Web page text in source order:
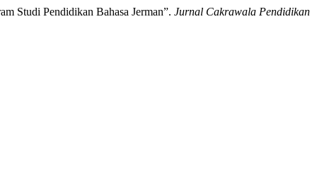
Studi Pendidikan Bahasa Jerman”. Jurnal Cakrawala Pendidikan